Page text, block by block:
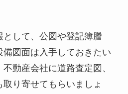
して、公図や登記簿謄
図面は入手しておきたい
動産会社に道路査定図、
り寄せてもらいましょ